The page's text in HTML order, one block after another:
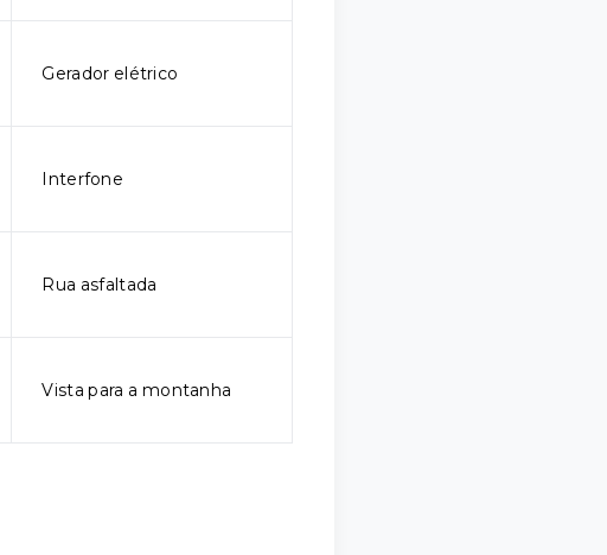
Gerador elétrico
Interfone
Rua asfaltada
Vista para a montanha